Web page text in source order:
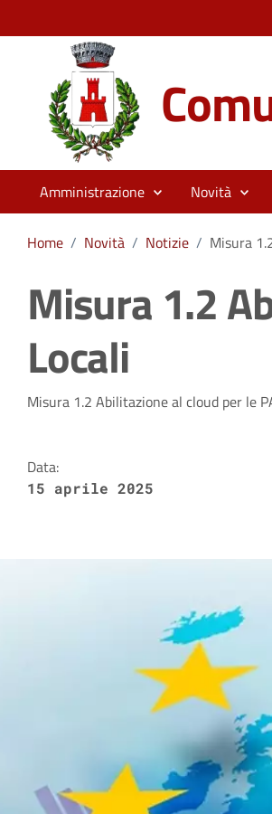
Amministrazione Novità
Home / Novità / Notizie / Misura
Misura 1.2
Locali
Dettagli della
Misura 1.2 Abilitazione al cloud per le
Data:
15 aprile 2025